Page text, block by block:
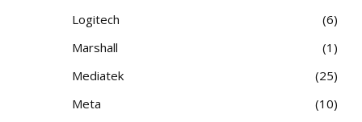
Logitech
6
Marshall
1
Mediatek
25
Meta
10